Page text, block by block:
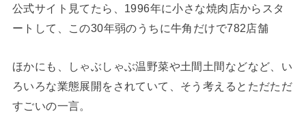
公式サイト見てたら、1996年に小さな焼肉店からスタ
ートして、この30年弱のうちに牛角だけで782店舗
ほかにも、しゃぶしゃぶ温野菜や土間土間などなど、い
ろいろな業態展開をされていて、そう考えるとただただ
すごいの一言。